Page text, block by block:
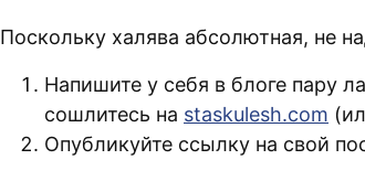
Поскольку халява абсолютная, не
Напишите у себя в блоге пару
сошлитесь на staskulesh.com
Опубликуйте ссылку на свой